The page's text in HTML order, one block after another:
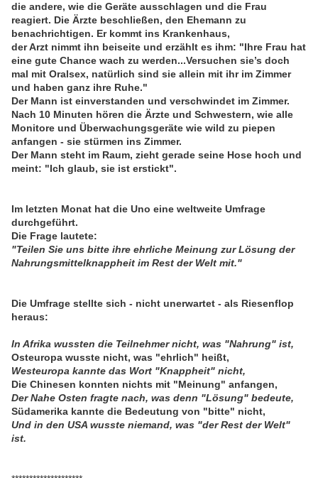
die andere, wie die Geräte ausschlagen und die Frau
reagiert. Die Ärzte beschließen, den Ehemann zu
benachrichtigen. Er kommt ins Krankenhaus,
der Arzt nimmt ihn beiseite und erzählt es ihm: "Ihre Frau hat
eine gute Chance wach zu werden...Versuchen sie’s doch
mal mit Oralsex, natürlich sind sie allein mit ihr im Zimmer
und haben ganz ihre Ruhe."
Der Mann ist einverstanden und verschwindet im Zimmer.
Nach 10 Minuten hören die Ärzte und Schwestern, wie alle
Monitore und Überwachungsgeräte wie wild zu piepen
anfangen - sie stürmen ins Zimmer.
Der Mann steht im Raum, zieht gerade seine Hose hoch und
meint: "Ich glaub, sie ist erstickt".
Im letzten Monat hat die Uno eine weltweite Umfrage
durchgeführt.
Die Frage lautete:
"Teilen Sie uns bitte ihre ehrliche Meinung zur Lösung der
Nahrungsmittelknappheit im Rest der Welt mit."
Die Umfrage stellte sich - nicht unerwartet - als Riesenflop
heraus:
In Afrika wussten die Teilnehmer nicht, was "Nahrung" ist,
Osteuropa wusste nicht, was "ehrlich" heißt,
Westeuropa kannte das Wort "Knappheit" nicht,
Die Chinesen konnten nichts mit "Meinung" anfangen,
Der Nahe Osten fragte nach, was denn "Lösung" bedeute,
Südamerika kannte die Bedeutung von "bitte" nicht,
Und in den USA wusste niemand, was "der Rest der Welt"
ist.